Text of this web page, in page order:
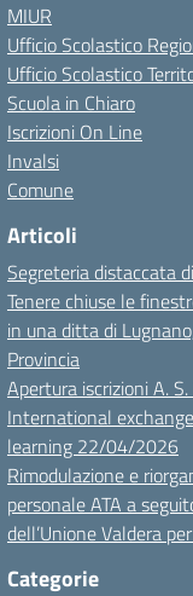
MIUR
Ufficio Scolastico
Ufficio Scolastico
Scuola in Chiaro
Iscrizioni On Line
Invalsi
Comune
Articoli
Segreteria distaccata
Tenere chiuse le
in una ditta di
Provincia
Apertura iscrizioni A.
International
learning 22/04/2026
Rimodulazione e
personale ATA a
dell’Unione Valdera
Categorie